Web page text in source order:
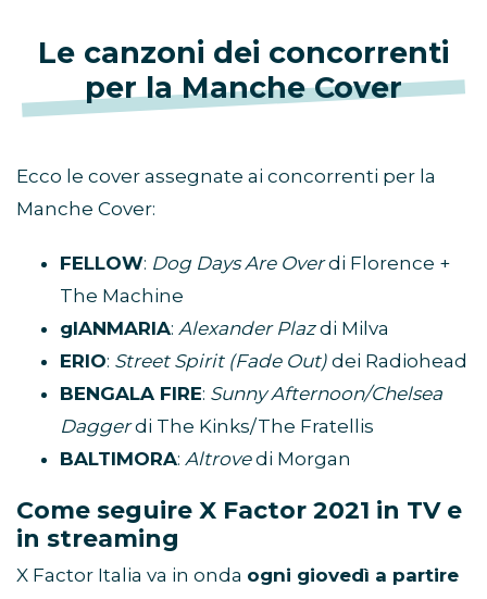
Le canzoni dei concorrenti
per la Manche Cover
Ecco le cover assegnate ai concorrenti per la
Manche Cover:
FELLOW: Dog Days Are Overdi Florence +
The Machine
gIANMARIA: Alexander Plazdi Milva
ERIO: Street Spirit (Fade Out) dei Radiohead
BENGALA FIRE: Sunny Afternoon/Chelsea
Daggerdi The Kinks/The Fratellis
BALTIMORA: Altrovedi Morgan
Come seguire X Factor 2021 in TV e
in streaming
X Factor Italia va in onda ogni giovedì a partire